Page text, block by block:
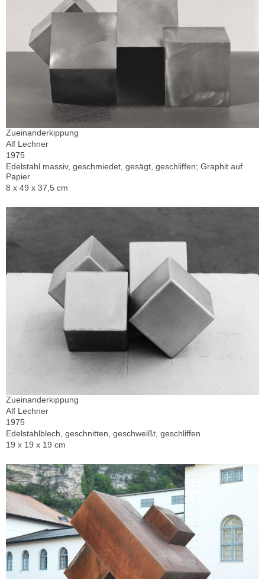
Zueinanderkippung
Alf Lechner
1975
Edelstahl massiv, geschmiedet, gesägt, geschliffen; Graphit auf
Papier
8 x 49 x 37,5 cm
Zueinanderkippung
Alf Lechner
1975
Edelstahlblech, geschnitten, geschweißt, geschliffen
19 x 19 x 19 cm